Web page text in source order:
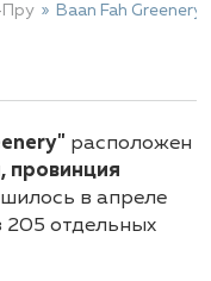
Пру Baan Fah Greenery
расположен
провинция
в апреле
205 отдельных